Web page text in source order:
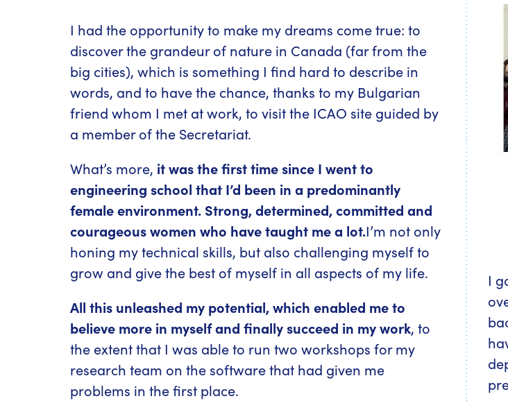
I had the opportunity to make my dreams come true: to
discover the grandeur of nature in Canada (far from the
big cities), which is something I find hard to describe in
words, and to have the chance, thanks to my Bulgarian
friend whom I met at work, to visit the ICAO site guided by
a member of the Secretariat.
What’s more, it was the first time since I went to
engineering school that I’d been in a predominantly
female environment. Strong, determined, committed and
courageous women who have taught me a lot.I’m not only
honing my technical skills, but also challenging myself to
grow and give the best of myself in all aspects of my life.
All this unleashed my potential, which enabled me to
believe more in myself and finally succeed in my work, to
the extent that I was able to run two workshops for my
research team on the software that had given me
problems in the first place.
I